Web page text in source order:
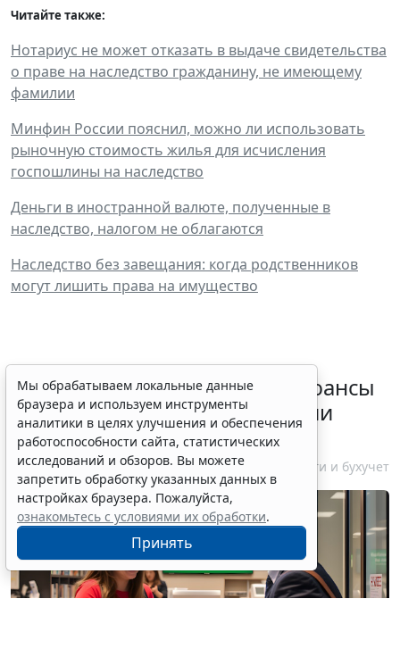
Читайте также:
Нотариус не может отказать в выдаче свидетельства
о праве на наследство гражданину, не имеющему
фамилии
Минфин России пояснил, можно ли использовать
рыночную стоимость жилья для исчисления
госпошлины на наследство
Деньги в иностранной валюте, полученные в
наследство, налогом не облагаются
Наследство без завещания: когда родственников
могут лишить права на имущество
Резидентам РФ указали на нюансы
информирования об открытии
счетов за границей
6 августа 2026 18:27 Налоги и бухучет
Мы обрабатываем локальные данные
браузера и используем инструменты
аналитики в целях улучшения и обеспечения
работоспособности сайта, статистических
исследований и обзоров. Вы можете
запретить обработку указанных данных в
настройках браузера. Пожалуйста,
ознакомьтесь с условиями их обработки.
Принять